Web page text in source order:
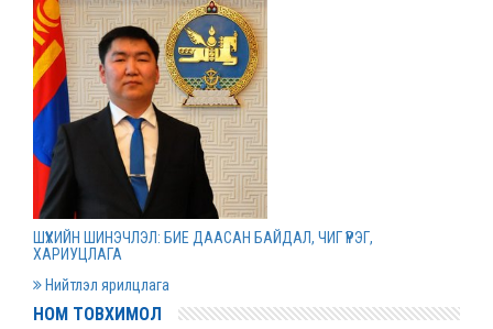
Дээд шүүхийн нийт шүүгчийн хуралдаан болов
Нээлттэй ажлын байрны зар
2022 оны 03 сарын 31
ШҮҮХИЙН ШИНЭЧЛЭЛ: БИЕ ДААСАН БАЙДАЛ, ЧИГ ҮҮРЭГ,
ХАРИУЦЛАГА
Нийтлэл ярилцлага
НОМ ТОВХИМОЛ